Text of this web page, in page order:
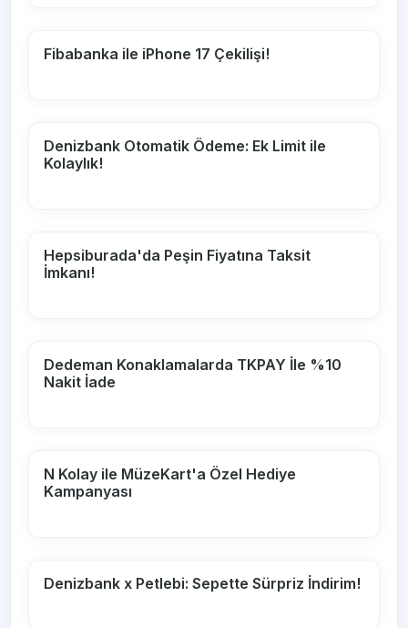
Fibabanka ile iPhone 17 Çekilişi!
Denizbank Otomatik Ödeme: Ek Limit ile
Kolaylık!
Hepsiburada'da Peşin Fiyatına Taksit
İmkanı!
Dedeman Konaklamalarda TKPAY İle %10
Nakit İade
N Kolay ile MüzeKart'a Özel Hediye
Kampanyası
Denizbank x Petlebi: Sepette Sürpriz İndirim!